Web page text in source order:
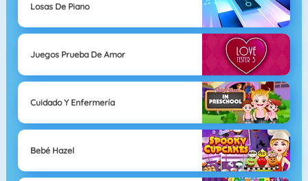
Losas De Piano
Juegos Prueba De Amor
Cuidado Y Enfermería
Bebé Hazel